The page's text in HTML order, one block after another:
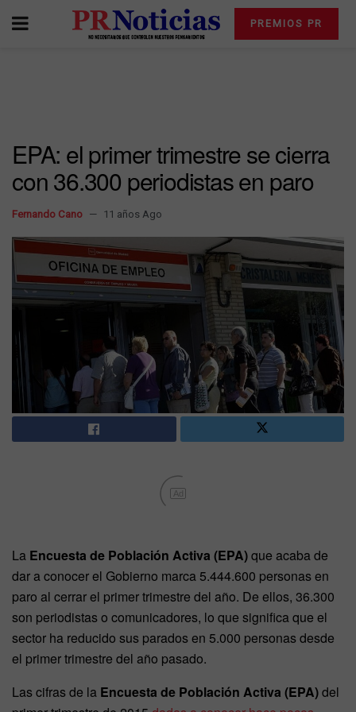
PREMIOS PR
EPA: el primer trimestre se cierra
con 36.300 periodistas en paro
Fernando Cano 11 años Ago
Ad
La Encuesta de Población Activa (EPA)que acaba de
dar a conocer el Gobierno marca 5.444.600 personas en
paro al cerrar el primer trimestre del año. De ellos, 36.300
son periodistas o comunicadores, lo que significa que el
sector ha reducido sus parados en 5.000 personas desde
el primer trimestre del año pasado.
Las cifras de la Encuesta de Población Activa (EPA)del